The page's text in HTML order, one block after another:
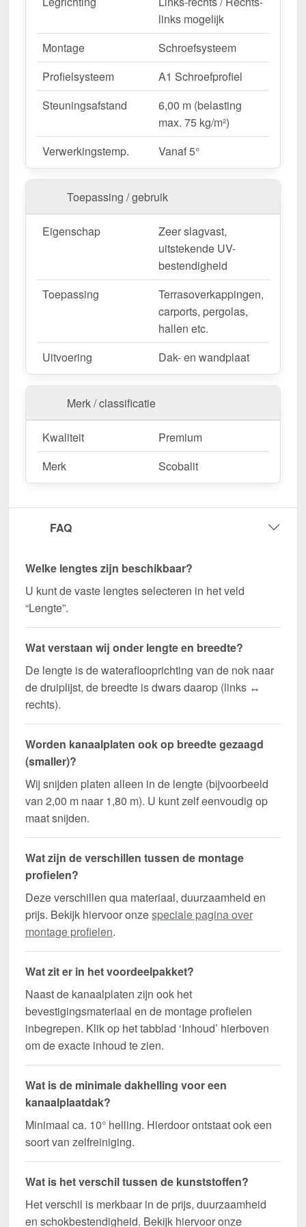
gedaan, kan de kanaalplaat gemakkelijk worden
ingekort door te zagen.
Bestel nu Acrylaat kanaalplaat | 16 mm | Profiel
A1 | Voordeelpakket – Snelle levering & met 30
jaar garantie!
Duurzaam, weerbestendig, op maat gemaakt - bestel
nu en profiteer van een snelle levering!
Wegens maatwerk / customisatie van herroepingsrecht uitgezonderd
links mogelijk
Montage
Schroefsysteem
Profielsysteem
A1 Schroefprofiel
Steuningsafstand
6,00 m (belasting
max. 75 kg/m²)
Verwerkingstemp.
Vanaf 5°
Toepassing / gebruik
Eigenschap
Zeer slagvast,
uitstekende UV-
bestendigheid
Toepassing
Terrasoverkappingen,
carports, pergolas,
hallen etc.
Uitvoering
Dak- en wandplaat
Merk / classificatie
Kwaliteit
Premium
Merk
Scobalit
FAQ
Welke lengtes zijn beschikbaar?
U kunt de vaste lengtes selecteren in het veld
“Lengte”.
Wat verstaan wij onder lengte en breedte?
De lengte is de wateraflooprichting van de nok naar
de druiplijst, de breedte is dwars daarop (links ↔
rechts).
Worden kanaalplaten ook op breedte gezaagd
(smaller)?
Wij snijden platen alleen in de lengte (bijvoorbeeld
van 2,00 m naar 1,80 m). U kunt zelf eenvoudig op
maat snijden.
Wat zijn de verschillen tussen de montage
profielen?
Deze verschillen qua materiaal, duurzaamheid en
prijs. Bekijk hiervoor onzespeciale pagina over
montage profielen.
Wat zit er in het voordeelpakket?
Naast de kanaalplaten zijn ook het
bevestigingsmateriaal en de montage profielen
inbegrepen. Klik op het tabblad ‘Inhoud’ hierboven
om de exacte inhoud te zien.
Wat is de minimale dakhelling voor een
kanaalplaatdak?
Minimaal ca. 10° helling. Hierdoor ontstaat ook een
soort van zelfreiniging.
Wat is het verschil tussen de kunststoffen?
Het verschil is merkbaar in de prijs, duurzaamheid
en schokbestendigheid. Bekijk hiervoor onze